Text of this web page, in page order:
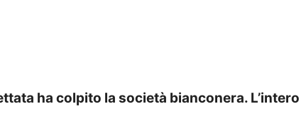
ha colpito la società bianconera. L’intero